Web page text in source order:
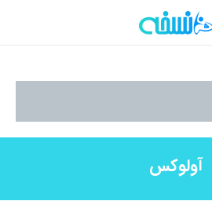
آولوکس